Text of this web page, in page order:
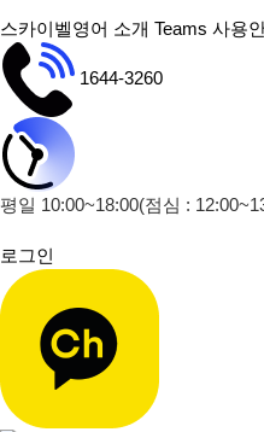
스카이벨영어 소개 Teams 사용
1644-3260
평일 10:00~18:00(점심 :
로그인